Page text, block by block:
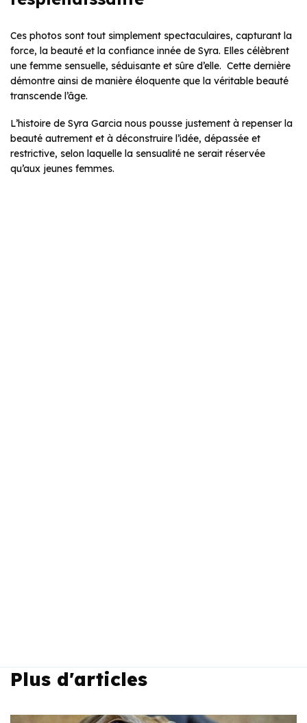
Ces photos sont tout simplement spectaculaires, capturant la
force, la beauté et la confiance innée de Syra. Elles célèbrent
une femme sensuelle, séduisante et sûre d’elle. Cette dernière
démontre ainsi de manière éloquente que la véritable beauté
transcende l’âge.
L’histoire de Syra Garcia nous pousse justement à repenser la
beauté autrement et à déconstruire l’idée, dépassée et
restrictive, selon laquelle la sensualité ne serait réservée
qu’aux jeunes femmes.
Plus d'articles